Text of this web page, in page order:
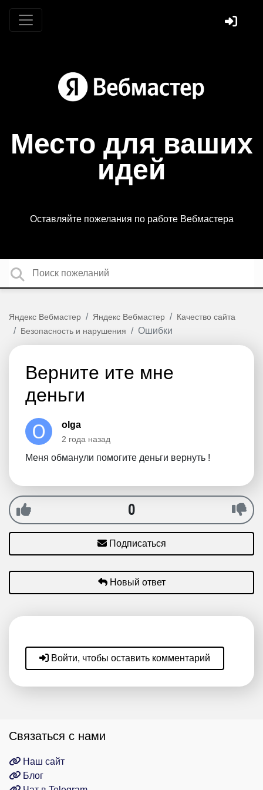
Место для ваших
идей
Оставляйте пожелания по работе Вебмастера
Яндекс Вебмастер Яндекс Вебмастер
Качество сайта
Безопасность и нарушения
Ошибки
Верните ите мне
деньги
olga
2 года назад
Меня обманули помогите деньги вернуть !
0
Подписаться
Новый ответ
Войти, чтобы оставить комментарий
Связаться с нами
Наш сайт
Блог